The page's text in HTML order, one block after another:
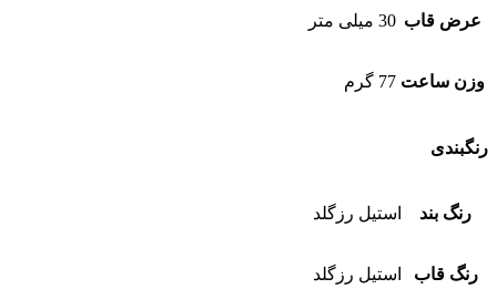
عرض قاب 30 میلی متر
وزن ساعت 77 گرم
رنگبندی
رنگ بند استیل رزگلد
رنگ قاب استیل رزگلد